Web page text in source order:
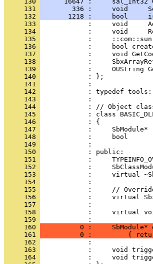
     131
336 :     void
     132
1218 :     bool
     133
     134
     135
     136
     137
     138
     139
     140
     141
     142
     143
     144
     145
     146
     147
     148
     149
     150
     151
     152
     153
     154
     155
     156
     157
     158
:     virtual
     159
     160
0 :     SbModule*
     161
0 :         {
     162
     163
     164